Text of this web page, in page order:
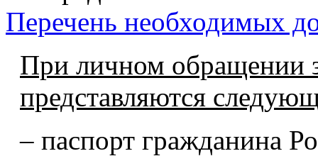
Перечень необходимых
При личном обращении
представляются
– паспорт гражданина